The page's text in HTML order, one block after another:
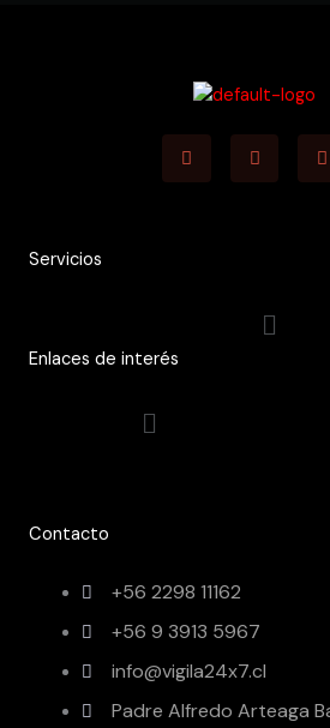
FacebookYoutube
Servicios
Menú
Enlaces de interés
Menú
Contacto
+56 2298 11162
+56 9 3913 5967
info@vigila24x7.cl
Padre Alfredo Arteaga